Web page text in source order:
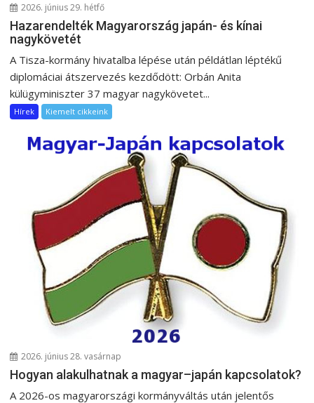
2026. június 29. hétfő
Hazarendelték Magyarország japán- és kínai
nagykövetét
A Tisza-kormány hivatalba lépése után példátlan léptékű
diplomáciai átszervezés kezdődött: Orbán Anita
külügyminiszter 37 magyar nagykövetet...
Hírek Kiemelt cikkeink
2026. június 28. vasárnap
Hogyan alakulhatnak a magyar–japán kapcsolatok?
A 2026-os magyarországi kormányváltás után jelentős